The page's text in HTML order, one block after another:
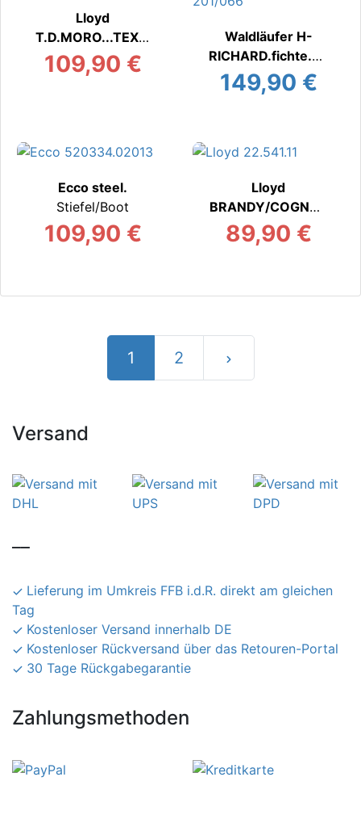
Lloyd
T.D.MORO...TEX.L
ammf
Stiefel/Boots warm
109,90 €
Waldläufer H-
RICHARD.fichte.TE
X
Stiefel/Boot
149,90 €
Ecco steel.
Stiefel/Boot
109,90 €
Lloyd
BRANDY/COGNAC
Stiefel/Boot
89,90 €
1 2
Versand
Lieferung im Umkreis FFB i.d.R. direkt am gleichen
Tag
Kostenloser Versand innerhalb DE
Kostenloser Rückversand über das Retouren-Portal
30 Tage Rückgabegarantie
Zahlungsmethoden